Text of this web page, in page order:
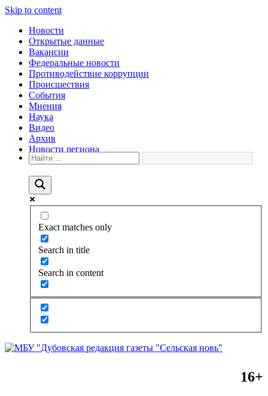
Skip to content
Новости
Открытые данные
Вакансии
Федеральные новости
Противодействие коррупции
Происшествия
События
Мнения
Наука
Видео
Архив
Новости региона
Exact matches only
Search in title
Search in content
16+